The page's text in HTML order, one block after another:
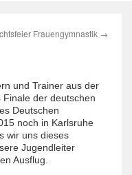
Frauengymnastik →
und Trainer aus der
der deutschen
Deutschen
noch in Karlsruhe
wir uns dieses
Jugendleiter
Ausflug.